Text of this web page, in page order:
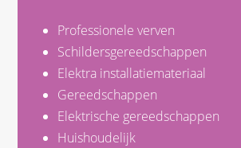
Professionele verven
Schildersgereedschappen
Elektra installatiemateriaal
Gereedschappen
Elektrische gereedschappen
Huishoudelijk